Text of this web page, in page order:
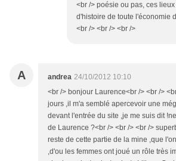
<br /> poésie ou pas, ces
d'histoire de toute l'économie
<br /> <br /> <br />
A andrea 24/10/2012 10:10
<br /> bonjour Laurence<br /> <br />
jours ,il m'a semblé apercevoir une
devant l'entrée du site ,je me suis dit
de Laurence ?<br /> <br /> <br />
reste de cette partie de la mine ,que
,d'ou les femmes ont joué un rôle très